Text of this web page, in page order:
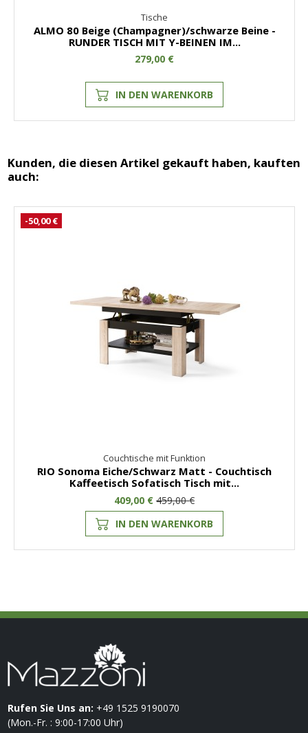
Tische
ALMO 80 Beige (Champagner)/schwarze Beine -
RUNDER TISCH MIT Y-BEINEN IM...
279,00 €
IN DEN WARENKORB
Kunden, die diesen Artikel gekauft haben, kauften
auch:
-50,00 €
Couchtische mit Funktion
RIO Sonoma Eiche/Schwarz Matt - Couchtisch
Kaffeetisch Sofatisch Tisch mit...
409,00 € 459,00 €
IN DEN WARENKORB
Rufen Sie Uns an: +49 1525 9190070
(Mon.-Fr. : 9:00-17:00 Uhr)